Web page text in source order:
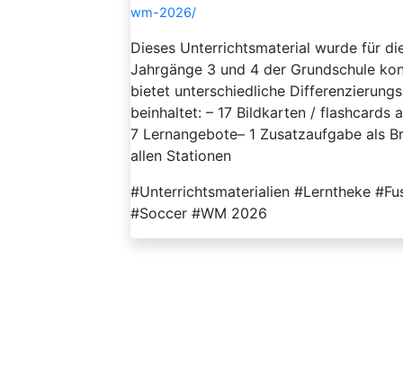
wm-2026/
Dieses Unterrichtsmaterial wurde für
Jahrgänge 3 und 4 der Grundschule
bietet unterschiedliche
beinhaltet: – 17 Bildkarten / flashcards
7 Lernangebote– 1 Zusatzaufgabe als
allen Stationen
#Unterrichtsmaterialien #Lerntheke
#Soccer #WM 2026